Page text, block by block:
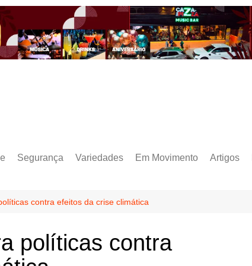
Segurança Variedades Em Movimento Artigos
contra efeitos da crise climática
políticas contra